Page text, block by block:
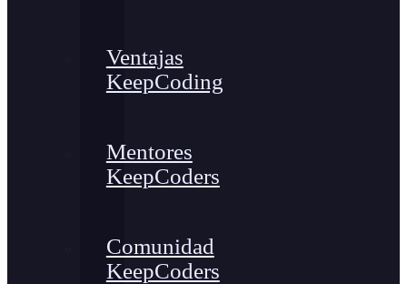
Ventajas
KeepCoding
Mentores
KeepCoders
Comunidad
KeepCoders